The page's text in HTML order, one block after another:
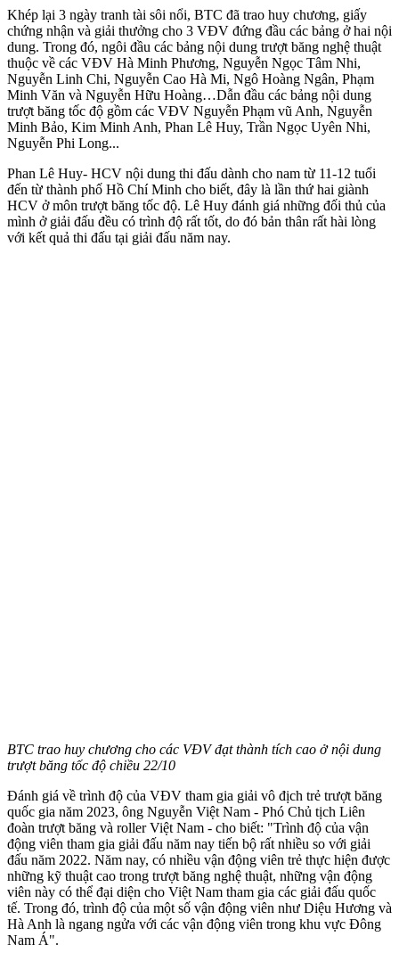
Khép lại 3 ngày tranh tài sôi nổi, BTC đã trao huy chương, giấy
chứng nhận và giải thưởng cho 3 VĐV đứng đầu các bảng ở hai nội
dung. Trong đó, ngôi đầu các bảng nội dung trượt băng nghệ thuật
thuộc về các VĐV Hà Minh Phương, Nguyễn Ngọc Tâm Nhi,
Nguyễn Linh Chi, Nguyễn Cao Hà Mi, Ngô Hoàng Ngân, Phạm
Minh Văn và Nguyễn Hữu Hoàng…Dẫn đầu các bảng nội dung
trượt băng tốc độ gồm các VĐV Nguyễn Phạm vũ Anh, Nguyễn
Minh Bảo, Kim Minh Anh, Phan Lê Huy, Trần Ngọc Uyên Nhi,
Nguyễn Phi Long...
Phan Lê Huy- HCV nội dung thi đấu dành cho nam từ 11-12 tuổi
đến từ thành phố Hồ Chí Minh cho biết, đây là lần thứ hai giành
HCV ở môn trượt băng tốc độ. Lê Huy đánh giá những đối thủ của
mình ở giải đấu đều có trình độ rất tốt, do đó bản thân rất hài lòng
với kết quả thi đấu tại giải đấu năm nay.
BTC trao huy chương cho các VĐV đạt thành tích cao ở nội dung
trượt băng tốc độ chiều 22/10
Đánh giá về trình độ của VĐV tham gia giải vô địch trẻ trượt băng
quốc gia năm 2023, ông Nguyễn Việt Nam - Phó Chủ tịch Liên
đoàn trượt băng và roller Việt Nam - cho biết: "Trình độ của vận
động viên tham gia giải đấu năm nay tiến bộ rất nhiều so với giải
đấu năm 2022. Năm nay, có nhiều vận động viên trẻ thực hiện được
những kỹ thuật cao trong trượt băng nghệ thuật, những vận động
viên này có thể đại diện cho Việt Nam tham gia các giải đấu quốc
tế. Trong đó, trình độ của một số vận động viên như Diệu Hương và
Hà Anh là ngang ngửa với các vận động viên trong khu vực Đông
Nam Á".